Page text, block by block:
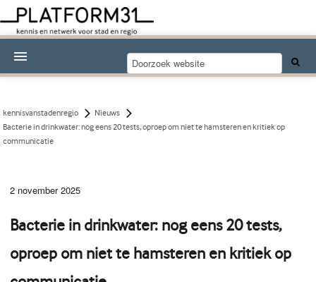
Kennisdossiers
Over Platform31
kennisvanstadenregio
Nieuws
Bacterie in drinkwater: nog eens 20 tests, oproep om niet te hamsteren en kritiek op
communicatie
2 november 2025
Bacterie in drinkwater: nog eens 20 tests,
oproep om niet te hamsteren en kritiek op